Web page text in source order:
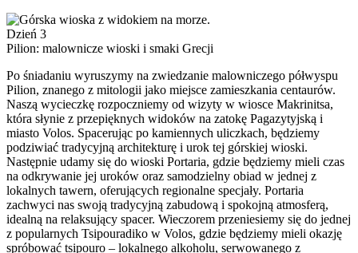
Dzień 3
Pilion: malownicze wioski i smaki Grecji
Po śniadaniu wyruszymy na zwiedzanie malowniczego półwyspu
Pilion, znanego z mitologii jako miejsce zamieszkania centaurów.
Naszą wycieczkę rozpoczniemy od wizyty w wiosce Makrinitsa,
która słynie z przepięknych widoków na zatokę Pagazytyjską i
miasto Volos. Spacerując po kamiennych uliczkach, będziemy
podziwiać tradycyjną architekturę i urok tej górskiej wioski.
Następnie udamy się do wioski Portaria, gdzie będziemy mieli czas
na odkrywanie jej uroków oraz samodzielny obiad w jednej z
lokalnych tawern, oferujących regionalne specjały. Portaria
zachwyci nas swoją tradycyjną zabudową i spokojną atmosferą,
idealną na relaksujący spacer. Wieczorem przeniesiemy się do jednej
z popularnych Tsipouradiko w Volos, gdzie będziemy mieli okazję
spróbować tsipouro – lokalnego alkoholu, serwowanego z